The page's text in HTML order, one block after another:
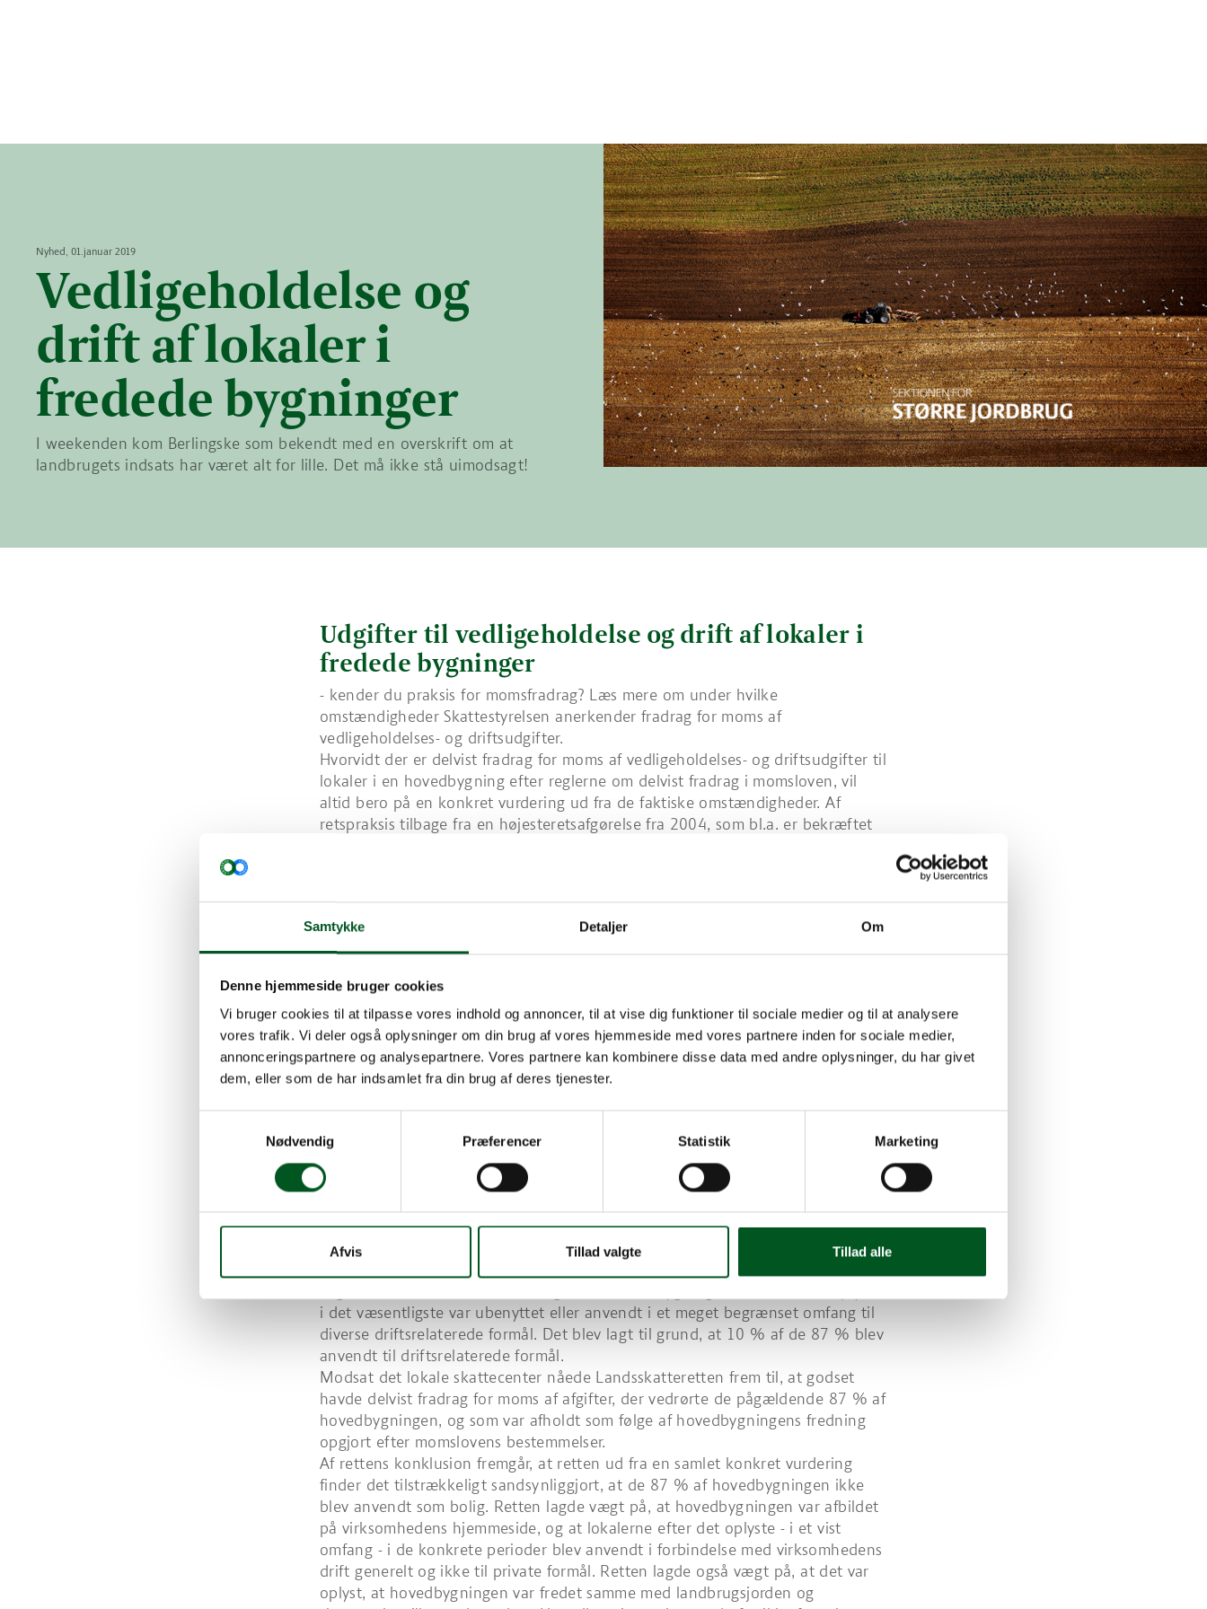
Samtykke Detaljer Om
Denne hjemmeside bruger cookies
Vi bruger cookies til at tilpasse vores indhold og annoncer, til at vise dig funktioner til sociale medier og til at analysere
vores trafik. Vi deler også oplysninger om din brug af vores hjemmeside med vores partnere inden for sociale medier,
annonceringspartnere og analysepartnere. Vores partnere kan kombinere disse data med andre oplysninger, du har givet
dem, eller som de har indsamlet fra din brug af deres tjenester.
Nødvendig
Præferencer Statistik Marketing
Afvis Tillad valgte Tillad alle
Nyhed, 01.januar 2019
Vedligeholdelse og
drift af lokaler i
fredede bygninger
I weekenden kom Berlingske som bekendt med en overskrift om at
landbrugets indsats har været alt for lille. Det må ikke stå uimodsagt!
Udgifter til vedligeholdelse og drift af lokaler i
fredede bygninger
- kender du praksis for momsfradrag? Læs mere om under hvilke
omstændigheder Skattestyrelsen anerkender fradrag for moms af
vedligeholdelses- og driftsudgifter.
Hvorvidt der er delvist fradrag for moms af vedligeholdelses- og driftsudgifter til
lokaler i en hovedbygning efter reglerne om delvist fradrag i momsloven, vil
altid bero på en konkret vurdering ud fra de faktiske omstændigheder. Af
retspraksis tilbage fra en højesteretsafgørelse fra 2004, som bl.a. er bekræftet
Godset driver en betydelig momspligtig virksomhed
Hovedbygningen er fredet
En del af) hovedbygningen anvendes kun begrænset eller anvendes slet ikke
(En del af) hovedbygningen anvendes ikke til beboelse
Hovedbygningen indgår ved ekstern præsentation, markedsføring mv. af virksomheden
udadtil
Et momsregistreret erhvervsdrivende gods fik medhold i, at godset havde krav
på fradrag for moms af afholdte udgifter til lokaler i godsets hovedbygning,
idet godset fandtes at indgå som en naturlig og integreret del af godsets
ejendomsudlejning (bolig) og dermed beslægtet virksomhed. Godsets
hovedbygning var fredet sammen med matrikelnummeret, dvs. bl.a. med den
i det væsentligste var ubenyttet eller anvendt i et meget begrænset omfang til
diverse driftsrelaterede formål. Det blev lagt til grund, at 10 % af de 87 % blev
anvendt til driftsrelaterede formål.
Modsat det lokale skattecenter nåede Landsskatteretten frem til, at godset
havde delvist fradrag for moms af afgifter, der vedrørte de pågældende 87 % af
hovedbygningen, og som var afholdt som følge af hovedbygningens fredning
opgjort efter momslovens bestemmelser.
Af rettens konklusion fremgår, at retten ud fra en samlet konkret vurdering
finder det tilstrækkeligt sandsynliggjort, at de 87 % af hovedbygningen ikke
blev anvendt som bolig. Retten lagde vægt på, at hovedbygningen var afbildet
på virksomhedens hjemmeside, og at lokalerne efter det oplyste - i et vist
omfang - i de konkrete perioder blev anvendt i forbindelse med virksomhedens
drift generelt og ikke til private formål. Retten lagde også vægt på, at det var
oplyst, at hovedbygningen var fredet samme med landbrugsjorden og